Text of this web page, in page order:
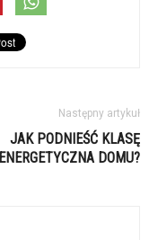
Następny artykuł
JAK PODNIEŚĆ KLASĘ
ENERGETYCZNA DOMU?